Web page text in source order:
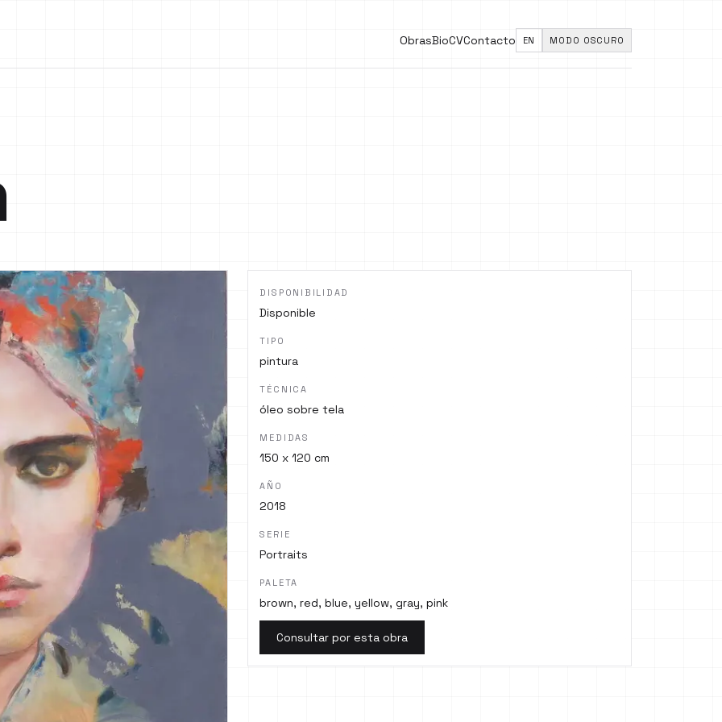
ObrasBioCVContacto EN MODO OSCURO
DISPONIBILIDAD
Disponible
TIPO
pintura
TÉCNICA
óleo sobre tela
MEDIDAS
150 x 120 cm
AÑO
2018
SERIE
Portraits
PALETA
brown, red, blue, yellow, gray, pink
Consultar por esta obra